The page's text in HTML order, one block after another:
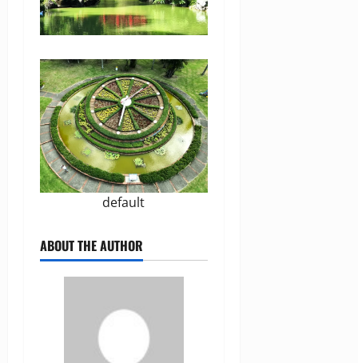
default
ABOUT THE AUTHOR